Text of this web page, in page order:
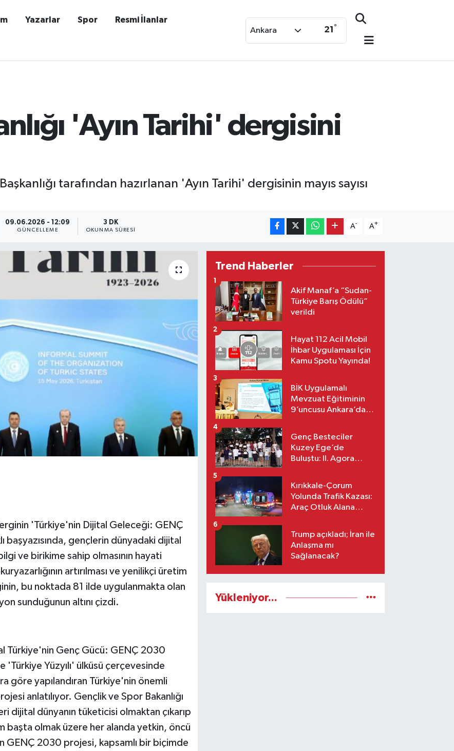
Yazarlar Spor Resmi İlanlar
Ankara 21 °
'Ayın Tarihi' dergisini
tarafından hazırlanan 'Ayın Tarihi' dergisinin mayıs sayısı
09.06.2026 - 12:09
GÜNCELLEME
3 DK
OKUNMA SÜRESI
A- A+
'Türkiye'nin Dijital Geleceği: GENÇ
gençlerin dünyadaki dijital
ve birikime sahip olmasının hayati
artırılması ve yenilikçi üretim
bu noktada 81 ilde uygulanmakta olan
sunduğunun altını çizdi.
Türkiye'nin Genç Gücü: GENÇ 2030
'Türkiye Yüzyılı' ülküsü çerçevesinde
göre yapılandıran Türkiye'nin önemli
anlatılıyor. Gençlik ve Spor Bakanlığı
dijital dünyanın tüketicisi olmaktan çıkarıp
başta olmak üzere her alanda yetkin, öncü
GENÇ 2030 projesi, kapsamlı bir biçimde
Trend Haberler
Akif Manaf’a “Sudan-
Türkiye Barış Ödülü”
verildi
1
Hayat 112 Acil Mobil
İhbar Uygulaması İçin
Kamu Spotu Yayında!
2
BİK Uygulamalı
Mevzuat Eğitiminin
9’uncusu Ankara’da
3
Genç Besteciler
Kuzey Ege’de
Buluştu: II. Agora
4
Kırıkkale-Çorum
Yolunda Trafik Kazası:
Araç Otluk Alana
5
Trump açıkladı; İran ile
Anlaşma mı
Sağlanacak?
6
Yükleniyor...